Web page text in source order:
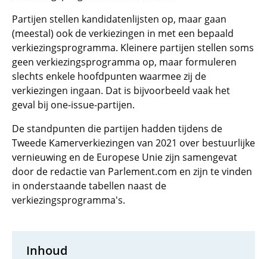
Partijen stellen kandidatenlijsten op, maar gaan
(meestal) ook de verkiezingen in met een bepaald
verkiezingsprogramma. Kleinere partijen stellen soms
geen verkiezingsprogramma op, maar formuleren
slechts enkele hoofdpunten waarmee zij de
verkiezingen ingaan. Dat is bijvoorbeeld vaak het
geval bij one-issue-partijen.
De standpunten die partijen hadden tijdens de
Tweede Kamerverkiezingen van 2021 over bestuurlijke
vernieuwing en de Europese Unie zijn samengevat
door de redactie van Parlement.com en zijn te vinden
in onderstaande tabellen naast de
verkiezingsprogramma's.
Inhoud